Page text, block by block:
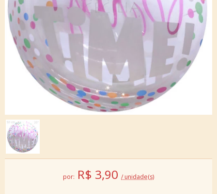
por: R$ 3,90 / unidade(s)